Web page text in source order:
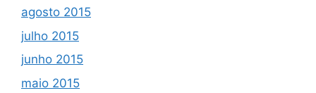
agosto 2015
julho 2015
junho 2015
maio 2015